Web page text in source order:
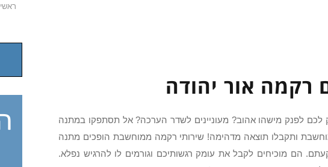
ראשי
רקמה אור יהודה
לכם לפנק מישהו אהוב? מעוניינים לשדר הערכה? אל תסתפקו במתנה
ותקבלו תוצאה מדהימה! שירותי רקמה ממוחשבת הופכים מתנה
הם מוכיחים לקבל את עומק רגשותיכם וגורמים לו להרגיש נפלא.